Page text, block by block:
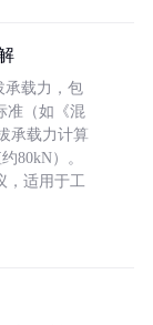
承载力，包
准（如《混
承载力计算
80kN）。
，适用于工